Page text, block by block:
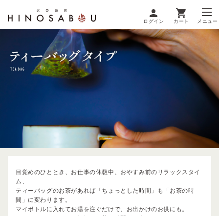
ログイン カート メニュー
目覚めのひととき、お仕事の休憩中、おやすみ前のリラックスタイ
ム、
ティーバッグのお茶があれば「ちょっとした時間」も「お茶の時
間」に変わります。
マイボトルに入れてお湯を注ぐだけで、お出かけのお供にも。